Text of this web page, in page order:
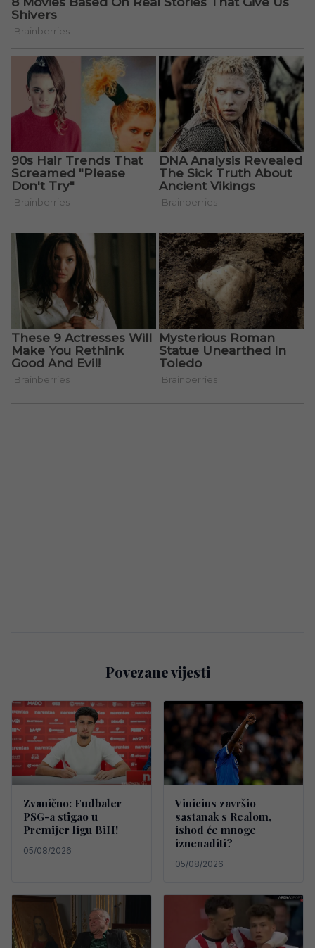
Povezane vijesti
Zvanično: Fudbaler
PSG-a stigao u
Premijer ligu BiH!
05/08/2026
Vinicius završio
sastanak s Realom,
ishod će mnoge
iznenaditi?
05/08/2026